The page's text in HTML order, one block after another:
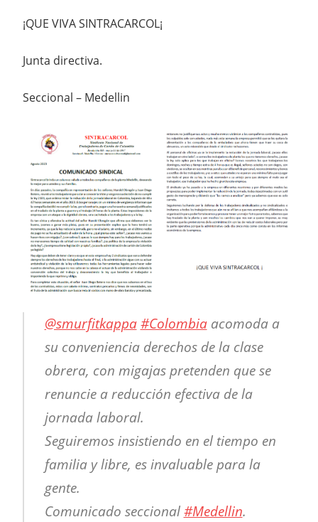
¡QUE VIVA SINTRACARCOL¡
Junta directiva.
Seccional – Medellin
@smurfitkappa #Colombiaacomoda a
su conveniencia derechos de la clase
obrera, con migajas pretenden que se
renuncie a reducción efectiva de la
jornada laboral.
Seguiremos insistiendo en el tiempo en
familia y libre, es invaluable para la
gente.
Comunicado seccional#Medellin.